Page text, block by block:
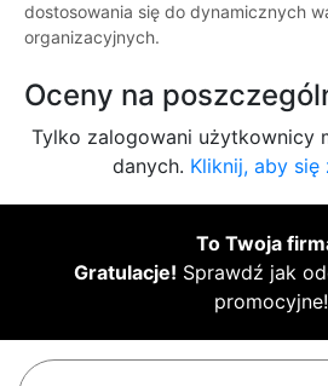
dostosowania się do dynamicznych
organizacyjnych.
Oceny na
Tylko zalogowani użytkownicy
danych. Kliknij, aby się
To Twoja
Gratulacje! Sprawdź jak
promocyjne!